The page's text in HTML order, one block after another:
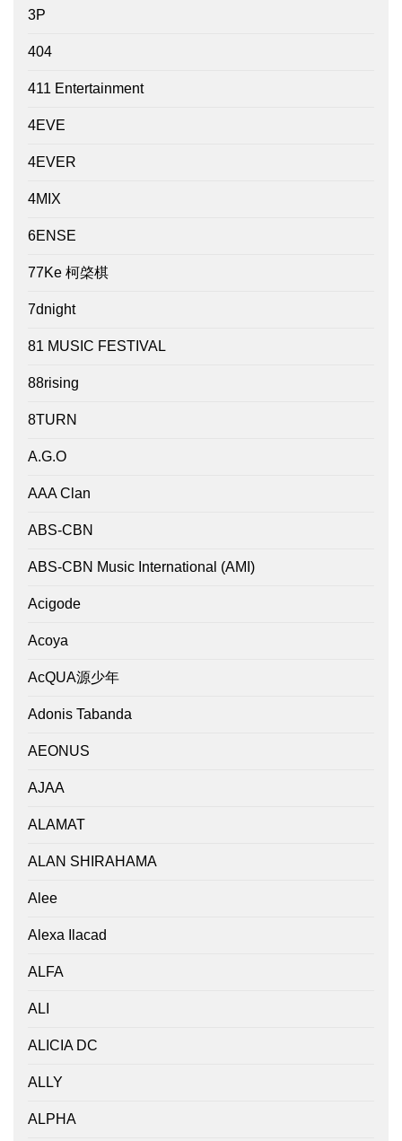
3P
404
411 Entertainment
4EVE
4EVER
4MIX
6ENSE
77Ke 柯棨棋
7dnight
81 MUSIC FESTIVAL
88rising
8TURN
A.G.O
AAA Clan
ABS-CBN
ABS-CBN Music International (AMI)
Acigode
Acoya
AcQUA源少年
Adonis Tabanda
AEONUS
AJAA
ALAMAT
ALAN SHIRAHAMA
Alee
Alexa Ilacad
ALFA
ALI
ALICIA DC
ALLY
ALPHA